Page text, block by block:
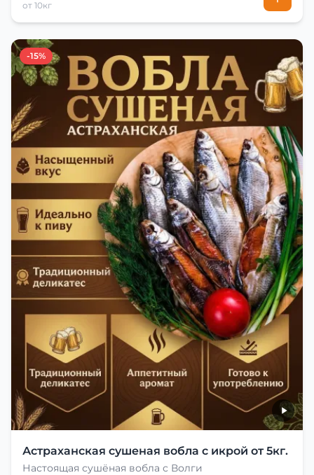
от 10кг
-15%
Астраханская сушеная вобла с икрой от 5кг.
Настоящая сушёная вобла с Волги